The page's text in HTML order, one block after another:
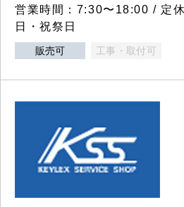
営業時間：7:30〜18:00 / 定
日・祝祭日
販売可 工事・取付可